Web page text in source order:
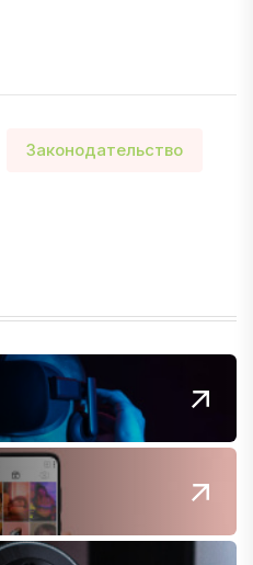
Законодательство